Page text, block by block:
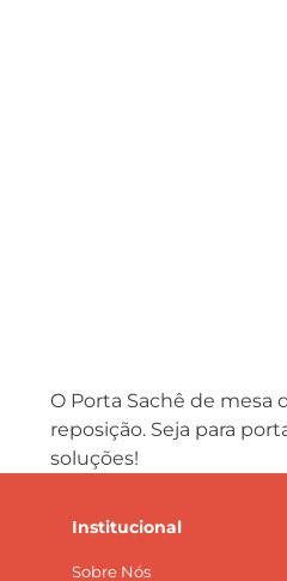
O Porta Sachê de mesa
reposição. Seja para
soluções!
Institucional
Sobre Nós